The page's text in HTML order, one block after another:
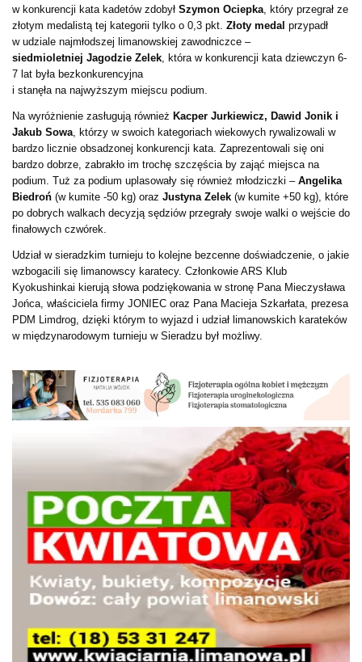
w konkurencji kata kadetów zdobył Szymon Ociepka , który przegrał ze
złotym medalistą tej kategorii tylko o 0,3 pkt. Złoty medal przypadł
w udziale najmłodszej limanowskiej zawodniczce –
siedmioletniej Jagodzie Zelek , która w konkurencji kata dziewczyn 6-
7 lat była bezkonkurencyjna
i stanęła na najwyższym miejscu podium.
Na wyróżnienie zasługują również Kacper Jurkiewicz, Dawid Jonik i
Jakub Sowa , którzy w swoich kategoriach wiekowych rywalizowali w
bardzo licznie obsadzonej konkurencji kata. Zaprezentowali się oni
bardzo dobrze, zabrakło im trochę szczęścia by zająć miejsca na
podium. Tuż za podium uplasowały się również młodziczki – Angelika
Biedroń (w kumite -50 kg) oraz Justyna Zelek (w kumite +50 kg), które
po dobrych walkach decyzją sędziów przegrały swoje walki o wejście do
finałowych czwórek.
Udział w sieradzkim turnieju to kolejne bezcenne doświadczenie, o jakie
wzbogacili się limanowscy karatecy. Członkowie ARS Klub
Kyokushinkai kierują słowa podziękowania w stronę Pana Mieczysława
Jońca, właściciela firmy JONIEC oraz Pana Macieja Szkarłata, prezesa
PDM Limdrog, dzięki którym to wyjazd i udział limanowskich karateków
w międzynarodowym turnieju w Sieradzu był możliwy.